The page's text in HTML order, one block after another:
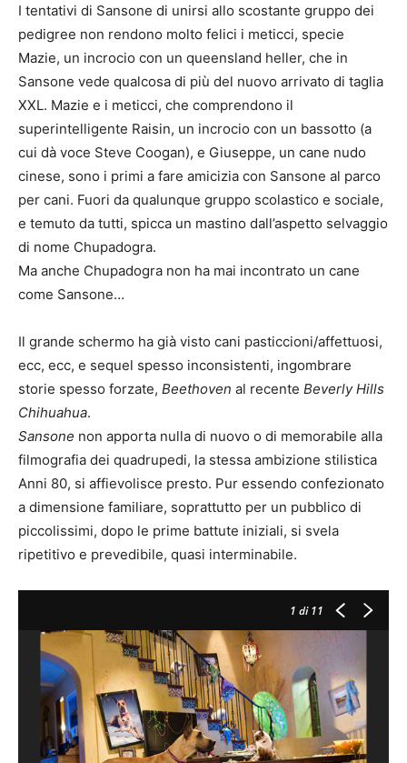
I tentativi di Sansone di unirsi allo scostante gruppo dei
pedigree non rendono molto felici i meticci, specie
Mazie, un incrocio con un queensland heller, che in
Sansone vede qualcosa di più del nuovo arrivato di taglia
XXL. Mazie e i meticci, che comprendono il
superintelligente Raisin, un incrocio con un bassotto (a
cui dà voce Steve Coogan), e Giuseppe, un cane nudo
cinese, sono i primi a fare amicizia con Sansone al parco
per cani. Fuori da qualunque gruppo scolastico e sociale,
e temuto da tutti, spicca un mastino dall’aspetto selvaggio
di nome Chupadogra.
Ma anche Chupadogra non ha mai incontrato un cane
come Sansone…
Il grande schermo ha già visto cani pasticcioni/affettuosi,
ecc, ecc, e sequel spesso inconsistenti, ingombrare
storie spesso forzate, Beethoven al recente Beverly Hills
Chihuahua.
Sansone non apporta nulla di nuovo o di memorabile alla
filmografia dei quadrupedi, la stessa ambizione stilistica
Anni 80, si affievolisce presto. Pur essendo confezionato
a dimensione familiare, soprattutto per un pubblico di
piccolissimi, dopo le prime battute iniziali, si svela
ripetitivo e prevedibile, quasi interminabile.
1 di 11